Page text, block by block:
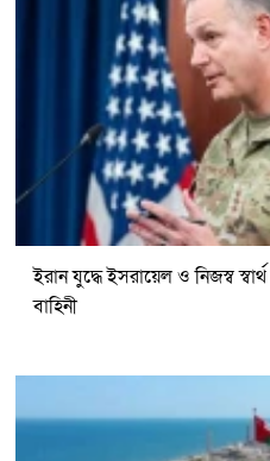
ইরান যুদ্ধে ইসরায়েল ও নিজস্ব
বাহিনী